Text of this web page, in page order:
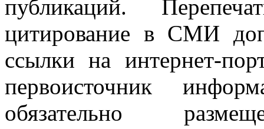
публикаций.
цитирование в СМИ
ссылки на интернет-
первоисточник
обязательно